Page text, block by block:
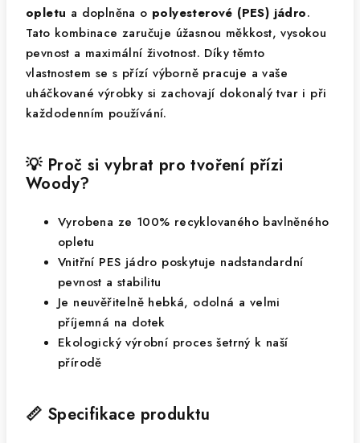
opletu a doplněna o polyesterové (PES) jádro.
Tato kombinace zaručuje úžasnou měkkost, vysokou
pevnost a maximální životnost. Díky těmto
vlastnostem se s přízí výborně pracuje a vaše
uháčkované výrobky si zachovají dokonalý tvar i při
každodenním používání.
💡 Proč si vybrat pro tvoření přízi
Woody?
Vyrobena ze 100% recyklovaného bavlněného
opletu
Vnitřní PES jádro poskytuje nadstandardní
pevnost a stabilitu
Je neuvěřitelně hebká, odolná a velmi
příjemná na dotek
Ekologický výrobní proces šetrný k naší
přírodě
📏 Specifikace produktu